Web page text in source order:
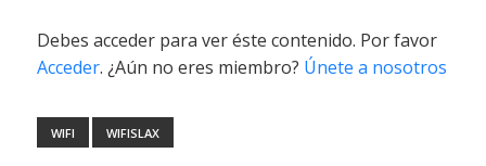
Debes acceder para ver éste contenido. Por favor
Acceder. ¿Aún no eres miembro? Únete a nosotros
WIFI WIFISLAX